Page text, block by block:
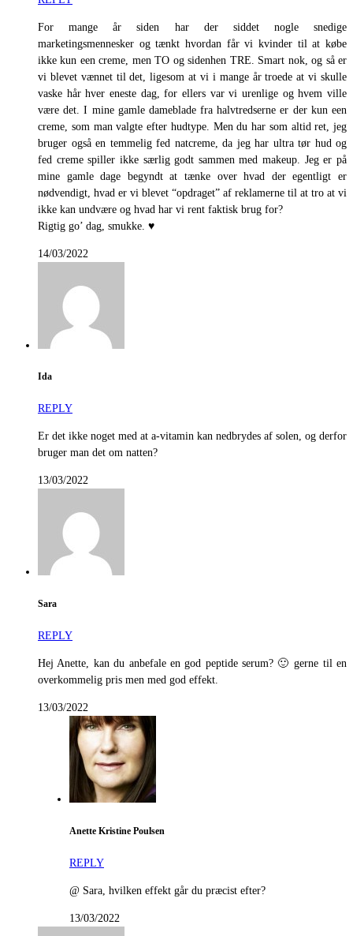
For mange år siden har der siddet nogle snedige
marketingsmennesker og tænkt hvordan får vi kvinder til at købe
ikke kun een creme, men TO og sidenhen TRE. Smart nok, og så er
vi blevet vænnet til det, ligesom at vi i mange år troede at vi skulle
vaske hår hver eneste dag, for ellers var vi urenlige og hvem ville
være det. I mine gamle dameblade fra halvtredserne er der kun een
creme, som man valgte efter hudtype. Men du har som altid ret, jeg
bruger også en temmelig fed natcreme, da jeg har ultra tør hud og
fed creme spiller ikke særlig godt sammen med makeup. Jeg er på
mine gamle dage begyndt at tænke over hvad der egentligt er
nødvendigt, hvad er vi blevet “opdraget” af reklamerne til at tro at vi
ikke kan undvære og hvad har vi rent faktisk brug for?
Rigtig go’ dag, smukke. ♥
14/03/2022
Ida
REPLY
Er det ikke noget med at a-vitamin kan nedbrydes af solen, og derfor
bruger man det om natten?
13/03/2022
Sara
REPLY
Hej Anette, kan du anbefale en god peptide serum? 🙂 gerne til en
overkommelig pris men med god effekt.
13/03/2022
Anette Kristine Poulsen
REPLY
@ Sara, hvilken effekt går du præcist efter?
13/03/2022